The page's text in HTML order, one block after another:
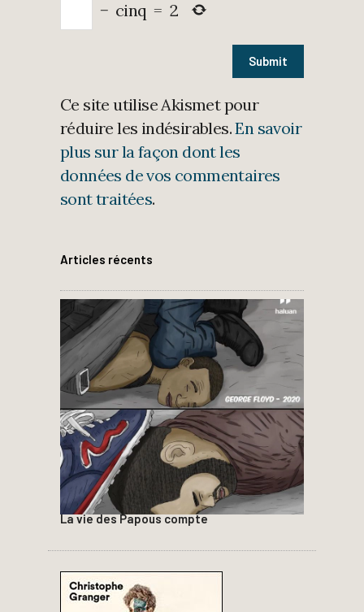
− cinq = 2
Ce site utilise Akismet pour
réduire les indésirables.En savoir
plus sur la façon dont les
données de vos commentaires
sont traitées.
Articles récents
La vie des Papous compte